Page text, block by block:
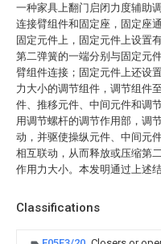
一种家具上翻门启闭力度辅助
连接臂组件和固定座，固定座
固定元件上，固定元件上设置
第二弹簧的一端分别与固定元
臂组件连接；固定元件上还设
力大小的调节组件，调节组件
件、推移元件、中间元件和调
用调节螺杆的调节作用部，调
动，并驱使操纵元件、中间元
相互联动，从而释放或压缩第
作用力大小。本发明通过上述
Classifications